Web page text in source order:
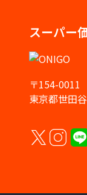
スーパー
〒154-0011
東京都世田